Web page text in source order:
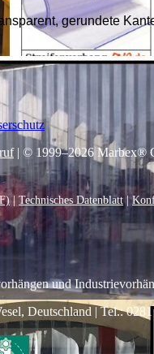
gerundete
| © 1999–2026 Marbex®
| Technisches Datenblatt |
und
Deutschland | Tel.: